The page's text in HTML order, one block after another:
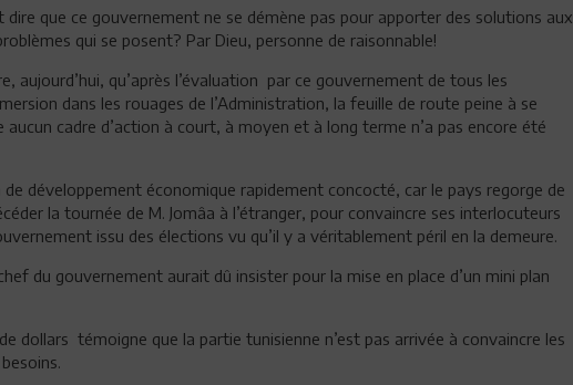
dire que ce gouvernement ne se démène pas pour apporter des solutions aux
qui se posent? Par Dieu, personne de raisonnable!
aujourd’hui, qu’après l’évaluation par ce gouvernement de tous les
dans les rouages de l’Administration, la feuille de route peine à se
aucun cadre d’action à court, à moyen et à long terme n’a pas encore été
de développement économique rapidement concocté, car le pays regorge de
la tournée de M. Jomâa à l’étranger, pour convaincre ses interlocuteurs
issu des élections vu qu’il y a véritablement péril en la demeure.
du gouvernement aurait dû insister pour la mise en place d’un mini plan
dollars témoigne que la partie tunisienne n’est pas arrivée à convaincre les